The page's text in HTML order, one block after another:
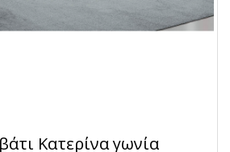
Κατερίνα γωνία